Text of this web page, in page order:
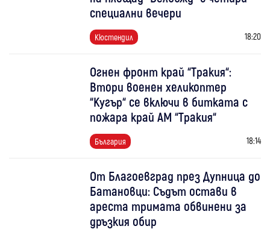
специални вечери
Кюстендил 18:20
Огнен фронт край “Тракия“:
Втори военен хеликоптер
“Кугър“ се включи в битката с
пожара край АМ “Тракия“
България 18:14
От Благоевград през Дупница до
Батановци: Съдът остави в
ареста тримата обвинени за
дръзкия обир